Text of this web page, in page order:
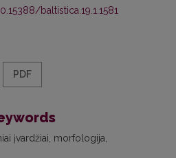
baltistica.19.1.1581
PDF
įvardžiai morfologija